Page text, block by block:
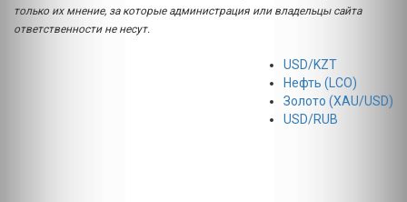
только их мнение, за которые администрация или владельцы сайта
ответственности не несут.
USD/KZT
Нефть (LCO)
Золото (XAU/USD)
USD/RUB